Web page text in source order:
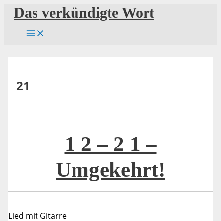
Zum
Inhalt
springen
Das verkündigte Wort
21
1 2 – 2 1 –
Umgekehrt!
Lied mit Gitarre